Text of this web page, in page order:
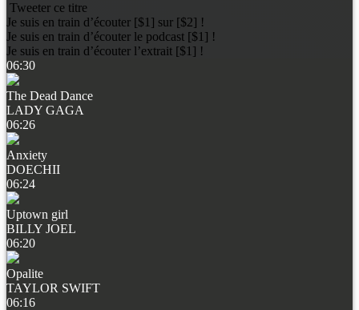
Tweeter ce titre
Je suis en train d’écouter [$1] sur [$2] !
Je suis en train d’écouter le podcast [$1] !
Je suis en train d’écouter l’extrait [$1] !
06:30
The Dead Dance
LADY GAGA
06:26
Anxiety
DOECHII
06:24
Uptown girl
BILLY JOEL
06:20
Opalite
TAYLOR SWIFT
06:16